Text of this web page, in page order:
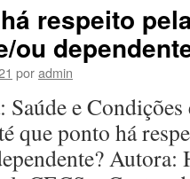
respeito
ou
poradmin
e
que ponto há